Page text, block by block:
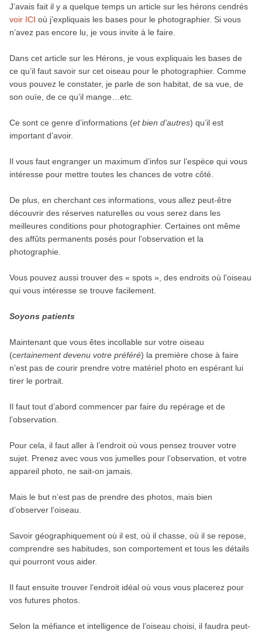
J’avais fait il y a quelque temps un article sur les hérons cendrés
voir ICI où j’expliquais les bases pour le photographier. Si vous
n’avez pas encore lu, je vous invite à le faire.
Dans cet article sur les Hérons, je vous expliquais les bases de
ce qu’il faut savoir sur cet oiseau pour le photographier. Comme
vous pouvez le constater, je parle de son habitat, de sa vue, de
son ouïe, de ce qu’il mange…etc.
Ce sont ce genre d’informations (et bien d’autres) qu’il est
important d’avoir.
Il vous faut engranger un maximum d’infos sur l’espèce qui vous
intéresse pour mettre toutes les chances de votre côté.
De plus, en cherchant ces informations, vous allez peut-être
découvrir des réserves naturelles ou vous serez dans les
meilleures conditions pour photographier. Certaines ont même
des affûts permanents posés pour l’observation et la
photographie.
Vous pouvez aussi trouver des « spots », des endroits où l’oiseau
qui vous intéresse se trouve facilement.
Soyons patients
Maintenant que vous êtes incollable sur votre oiseau
(certainement devenu votre préféré) la première chose à faire
n’est pas de courir prendre votre matériel photo en espérant lui
tirer le portrait.
Il faut tout d’abord commencer par faire du repérage et de
l’observation.
Pour cela, il faut aller à l’endroit où vous pensez trouver votre
sujet. Prenez avec vous vos jumelles pour l’observation, et votre
appareil photo, ne sait-on jamais.
Mais le but n’est pas de prendre des photos, mais bien
d’observer l’oiseau.
Savoir géographiquement où il est, où il chasse, où il se repose,
comprendre ses habitudes, son comportement et tous les détails
qui pourront vous aider.
Il faut ensuite trouver l’endroit idéal où vous vous placerez pour
vos futures photos.
Selon la méfiance et intelligence de l’oiseau choisi, il faudra peut-